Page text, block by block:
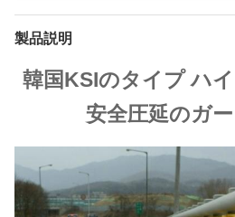
製品説明
韓国KSIのタイプ ハ
安全圧延のガ